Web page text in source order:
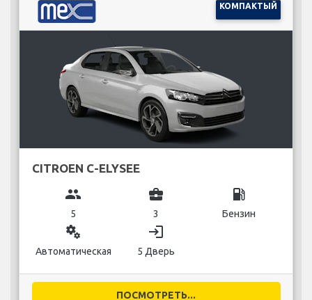
КОМПАКТЫЙ
CITROEN C-ELYSEE
group
5
business_center
3
local_gas_station
Бензин
miscellaneous_services
Автоматическая
login
5 Дверь
ПОСМОТРЕТЬ...